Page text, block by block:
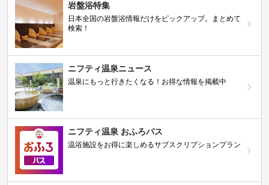
岩盤浴特集
日本全国の岩盤浴情報だけをピックアップ。まとめて
検索！
ニフティ温泉ニュース
温泉にもっと行きたくなる！お得な情報を掲載中
ニフティ温泉 おふろパス
温浴施設をお得に楽しめるサブスクリプションプラン